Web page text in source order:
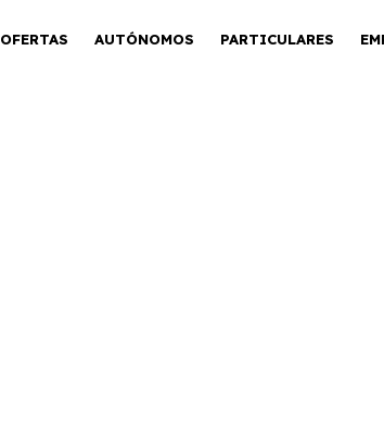
OFERTAS AUTÓNOMOS PARTICULARES